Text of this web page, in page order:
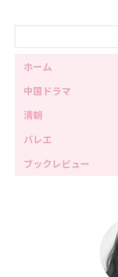
ホーム
中国ドラマ
清朝
バレエ
ブックレビュー